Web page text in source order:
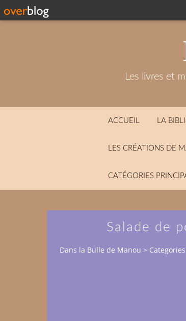
Les livres et
ACCUEIL LA
LES CRÉATIONS DE
CATÉGORIES
Salade de
Dans la Bulle de Manou > Categories